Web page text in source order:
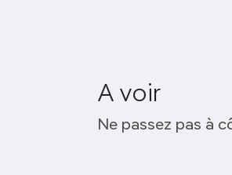
A voir
Ne passez pas à
Contemporary
Toronto